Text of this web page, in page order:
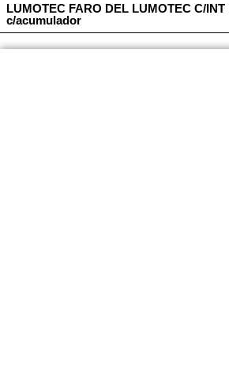
LUMOTEC FARO DEL LUMOTEC C/INT
c/acumulador